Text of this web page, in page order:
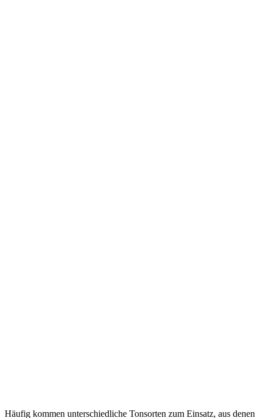
Häufig kommen unterschiedliche Tonsorten zum Einsatz, aus denen